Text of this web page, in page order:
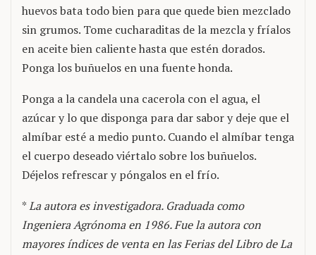
huevos bata todo bien para que quede bien mezclado
sin grumos. Tome cucharaditas de la mezcla y fríalos
en aceite bien caliente hasta que estén dorados.
Ponga los buñuelos en una fuente honda.
Ponga a la candela una cacerola con el agua, el
azúcar y lo que disponga para dar sabor y deje que el
almíbar esté a medio punto. Cuando el almíbar tenga
el cuerpo deseado viértalo sobre los buñuelos.
Déjelos refrescar y póngalos en el frío.
*La autora es investigadora. Graduada como
Ingeniera Agrónoma en 1986. Fue la autora con
mayores índices de venta en las Ferias del Libro de La